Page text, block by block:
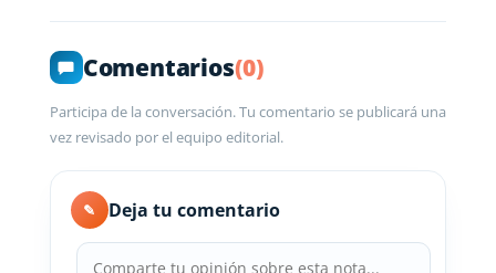
Comentarios(0)
Participa de la conversación. Tu comentario se publicará una
vez revisado por el equipo editorial.
✎ Deja tu comentario